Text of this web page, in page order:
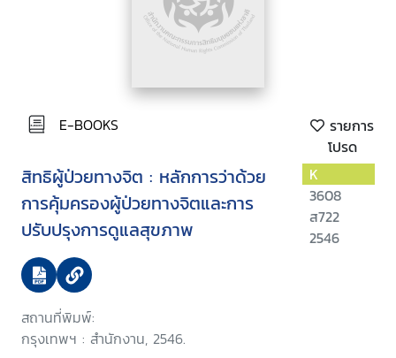
E-BOOKS
รายการ
โปรด
สิทธิผู้ป่วยทางจิต : หลักการว่าด้วย
การคุ้มครองผู้ป่วยทางจิตและการ
ปรับปรุงการดูแลสุขภาพ
สถานที่พิมพ์:
กรุงเทพฯ : สำนักงาน, 2546.
K
3608
ส722
2546